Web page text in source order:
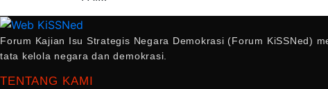
Forum Kajian Isu Strategis Negara Demokrasi (Forum KiSSNed)
tata kelola negara dan demokrasi.
TENTANG KAMI